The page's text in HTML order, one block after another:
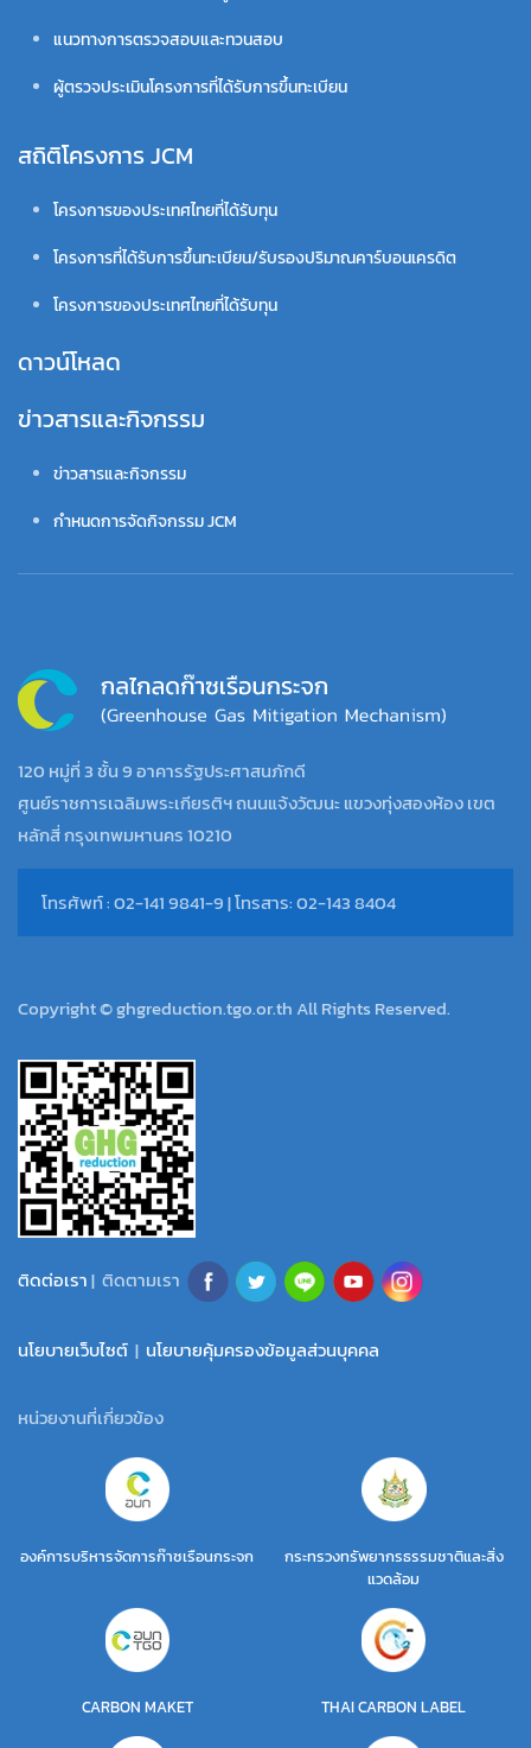
แนวทางการตรวจสอบและทวนสอบ
ผู้ตรวจประเมินโครงการที่ได้รับการขึ้นทะเบียน
สถิติโครงการ JCM
โครงการของประเทศไทยที่ได้รับทุน
โครงการที่ได้รับการขึ้นทะเบียน/รับรองปริมาณคาร์บอนเครดิต
โครงการของประเทศไทยที่ได้รับทุน
ดาวน์โหลด
ข่าวสารและกิจกรรม
ข่าวสารและกิจกรรม
กำหนดการจัดกิจกรรม JCM
120 หมู่ที่ 3 ชั้น 9 อาคารรัฐประศาสนภักดี
ศูนย์ราชการเฉลิมพระเกียรติฯ ถนนแจ้งวัฒนะ แขวงทุ่งสองห้อง เขต
หลักสี่ กรุงเทพมหานคร 10210
โทรศัพท์ : 02-141 9841-9 | โทรสาร: 02-143 8404
Copyright © ghgreduction.tgo.or.th All Rights Reserved.
ติดต่อเรา| ติดตามเรา
นโยบายเว็บไซต์ | นโยบายคุ้มครองข้อมูลส่วนบุคคล
หน่วยงานที่เกี่ยวข้อง
องค์การบริหารจัดการก๊าซเรือนกระจก
กระทรวงทรัพยากรธรรมชาติและสิ่ง
แวดล้อม
CARBON MAKET THAI CARBON LABEL